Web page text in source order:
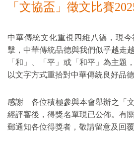
「文協盃」徵文比賽
中華傳統文化重視四維八德，現
擊，中華傳統品德與我們似乎越走
「和」、「平」或「和平」為主題
以文字方式重拾對中華傳統良好品德
感謝 各位積極參與本會舉辦之「文
經評審後，得獎名單現已公佈。有
郵通知各位得獎者，敬請留意及回覆